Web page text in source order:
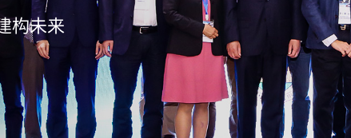
构未来